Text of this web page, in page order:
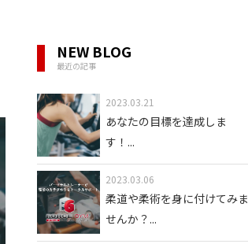
NEW BLOG
最近の記事
2023.03.21
あなたの目標を達成しま
す！ ...
2023.03.06
柔道や柔術を身に付けてみま
せんか？ ...